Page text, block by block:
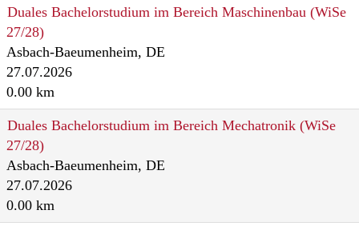
Duales Bachelorstudium im Bereich Maschinenbau (WiSe
27/28)
Asbach-Baeumenheim, DE
27.07.2026
0.00 km
Duales Bachelorstudium im Bereich Mechatronik (WiSe
27/28)
Asbach-Baeumenheim, DE
27.07.2026
0.00 km